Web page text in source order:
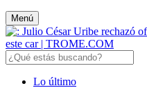
Menú
Lo último